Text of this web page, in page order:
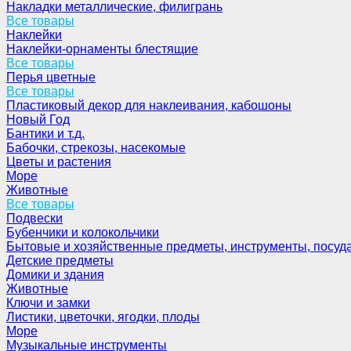
Накладки металлические, филигрань
Все товары
Наклейки
Наклейки-орнаменты блестящие
Все товары
Перья цветные
Все товары
Пластиковый декор для наклеивания, кабошоны
Новый Год
Бантики и т.д.
Бабочки, стрекозы, насекомые
Цветы и растения
Море
Животные
Все товары
Подвески
Бубенчики и колокольчики
Бытовые и хозяйственные предметы, инструменты,
Детские предметы
Домики и здания
Животные
Ключи и замки
Листики, цветочки, ягодки, плоды
Море
Музыкальные инструменты